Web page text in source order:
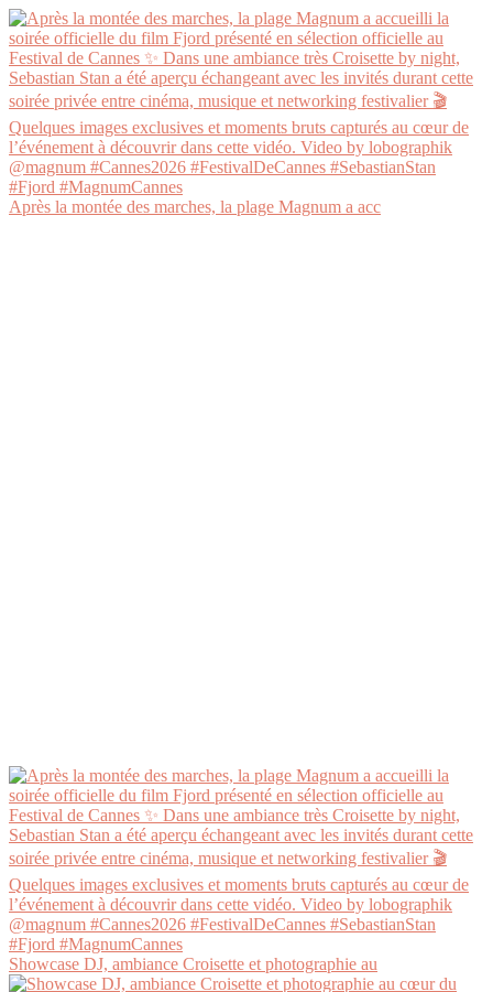
Après la montée des marches, la plage Magnum a acc
Showcase DJ, ambiance Croisette et photographie au